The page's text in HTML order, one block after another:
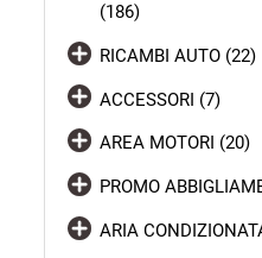
(186)
RICAMBI AUTO (22)
ACCESSORI (7)
AREA MOTORI (20)
PROMO
ARIA